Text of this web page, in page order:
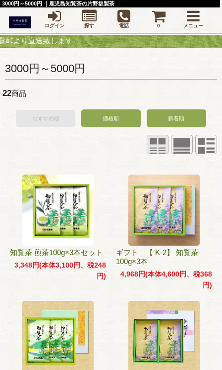
送致します
3000円～5000円
22商品
おすすめ順 価格順 新着順
知覧茶 煎茶100g×3本セット
3,348円(本体3,100円、税248
円)
ギフト 【 K-2】 知覧茶
100g×3本
4,968円(本体4,600円、税368
円)
3000円～5000円 ｜鹿児島知覧茶の片野坂製茶
ログイン 探す 電話 0 メニュー